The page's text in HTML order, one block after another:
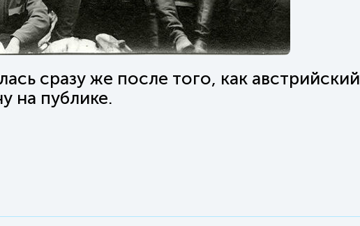
сразу же после того, как австрийский
на публике.